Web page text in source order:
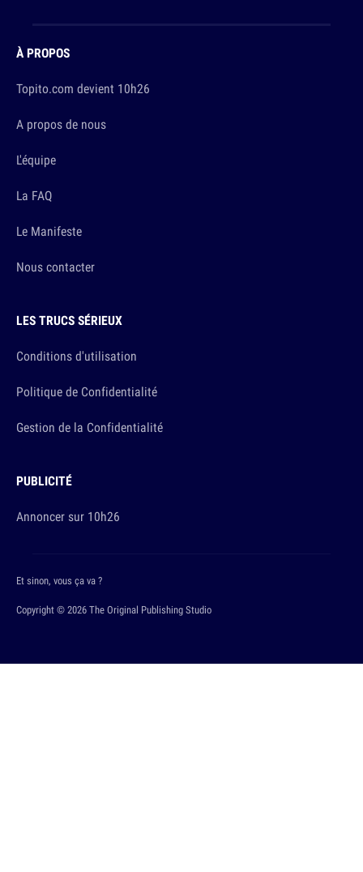
À PROPOS
Topito.com devient 10h26
A propos de nous
L'équipe
La FAQ
Le Manifeste
Nous contacter
LES TRUCS SÉRIEUX
Conditions d'utilisation
Politique de Confidentialité
Gestion de la Confidentialité
PUBLICITÉ
Annoncer sur 10h26
Copyright © 2026 The Original Publishing Studio
Et sinon, vous ça va ?